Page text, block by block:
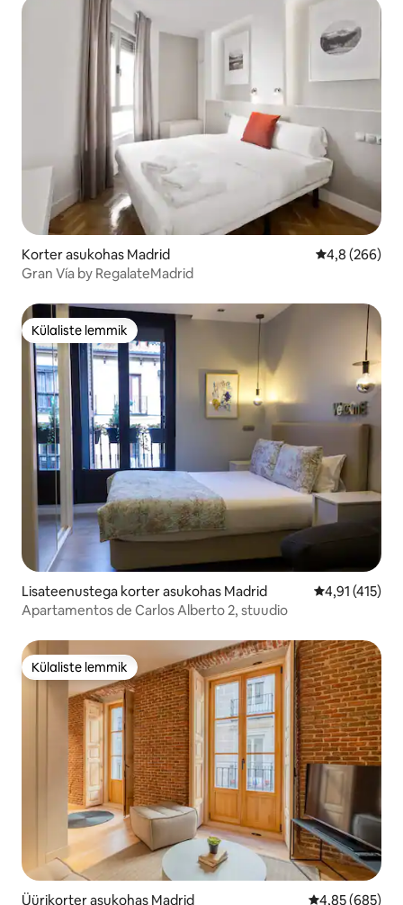
Korter asukohas Madrid Keskmine
4,8 (266)
Gran Vía by RegalateMadrid
Külaliste lemmik
Külaliste lemmik
Lisateenustega korter asukohas Madrid Keskmine
4,91 (415)
Apartamentos de Carlos Alberto 2, stuudio
Külaliste lemmik
Külaliste lemmik
Üürikorter asukohas Madrid Keskmine
4,85 (685)